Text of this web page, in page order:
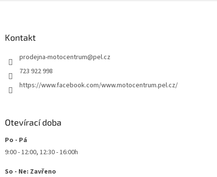
Kontakt
prodejna-motocentrum@pel.cz
723 922 998
https://www.facebook.com/www.motocentrum.pel.cz/
Otevírací doba
Po - Pá
9:00 - 12:00, 12:30 - 16:00h
So - Ne: Zavřeno